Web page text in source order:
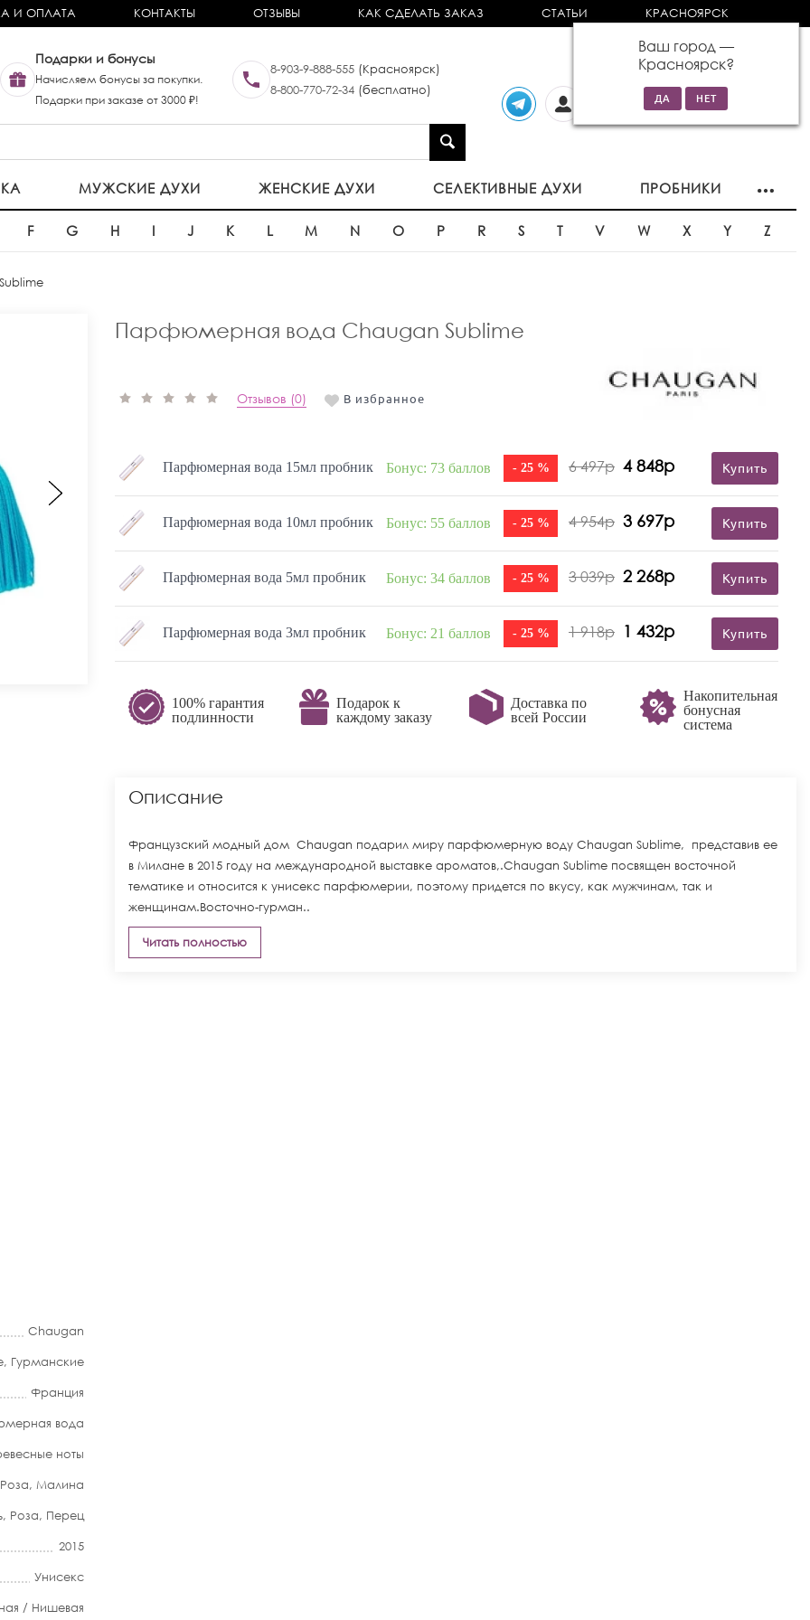
И ОПЛАТА КОНТАКТЫ ОТЗЫВЫ КАК СДЕЛАТЬ ЗАКАЗ СТАТЬИ КРАСНОЯРСК
Ваш город —
Красноярск?
Подарки и бонусы
Начисляем бонусы за покупки.
Подарки при заказе от 3000 ₽!
8-903-9-888-555 (Красноярск)
8-800-770-72-34 (бесплатно)
0 товаров
на сумму 0р
МУЖСКИЕ ДУХИ ЖЕНСКИЕ ДУХИ СЕЛЕКТИВНЫЕ ДУХИ ПРОБНИКИ
F G H I J K L M N O P R S T V W X Y Z
Chaugan
, Гурманские
Франция
вода
ноты
Роза, Малина
, Роза, Перец
2015
Унисекс
/ Нишевая
Парфюмерная вода Chaugan Sublime
Отзывов (0) В избранное
Парфюмерная вода 15мл пробник Бонус: 73 баллов - 25 % 6 497р 4 848р Купить
Парфюмерная вода 10мл пробник Бонус: 55 баллов - 25 % 4 954р 3 697р Купить
Парфюмерная вода 5мл пробник Бонус: 34 баллов - 25 % 3 039р 2 268р Купить
Парфюмерная вода 3мл пробник Бонус: 21 баллов - 25 % 1 918р 1 432р Купить
100% гарантия
подлинности
Подарок к
каждому заказу
Доставка по
всей России
Накопительная
бонусная
система
Описание
Французский модный дом Chaugan подарил миру парфюмерную воду Chaugan Sublime, представив ее
в Милане в 2015 году на международной выставке ароматов,.Chaugan Sublime посвящен восточной
тематике и относится к унисекс парфюмерии, поэтому придется по вкусу, как мужчинам, так и
женщинам.Восточно-гурман..
Читать полностью